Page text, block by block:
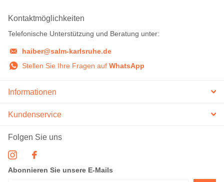
Kontaktmöglichkeiten
Telefonische Unterstützung und Beratung unter:
haiber@salm-karlsruhe.de
Stellen Sie Ihre Fragen auf WhatsApp
Informationen
Kundenservice
Folgen Sie uns
Abonnieren Sie unsere E-Mails